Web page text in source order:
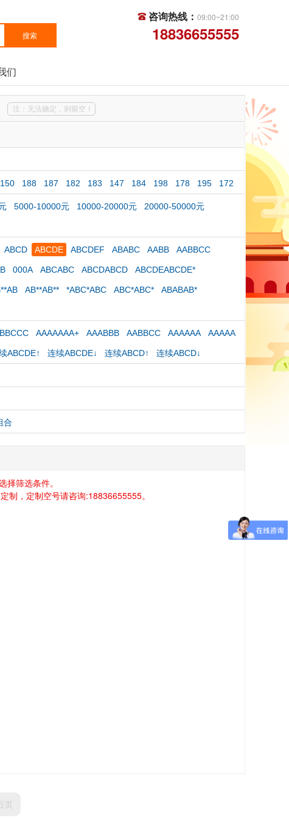
咨询热线： 09:00~21:00
18836655555
们
注：无法确定，则留空！
150 188 187 182 183 147 184 198 178 195 172
5000-10000元 10000-20000元 20000-50000元
ABCD ABCDE ABCDEF ABABC AABB AABBCC
000A ABCABC ABCDABCD ABCDEABCDE*
AB**AB** *ABC*ABC ABC*ABC* ABABAB*
AAAAAAA+ AAABBB AABBCC AAAAAA AAAAA
ABCDE↑ 连续ABCDE↓ 连续ABCD↑ 连续ABCD↓
合
择筛选条件。
制，定制空号请咨询:18836655555。
页